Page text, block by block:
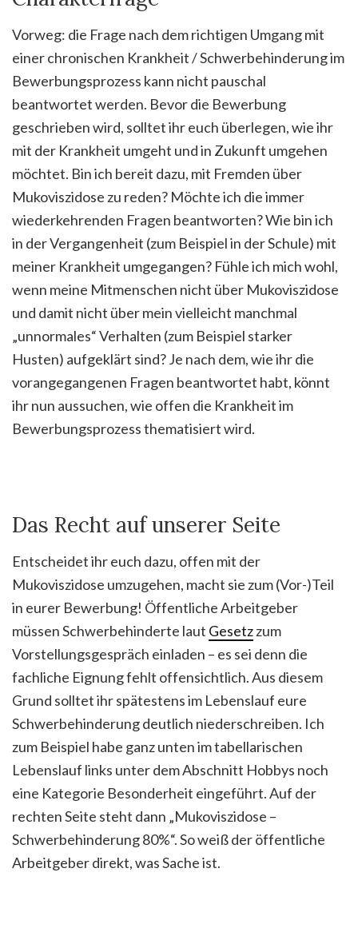
Vorweg: die Frage nach dem richtigen Umgang mit
einer chronischen Krankheit / Schwerbehinderung im
Bewerbungsprozess kann nicht pauschal
beantwortet werden. Bevor die Bewerbung
geschrieben wird, solltet ihr euch überlegen, wie ihr
mit der Krankheit umgeht und in Zukunft umgehen
möchtet. Bin ich bereit dazu, mit Fremden über
Mukoviszidose zu reden? Möchte ich die immer
wiederkehrenden Fragen beantworten? Wie bin ich
in der Vergangenheit (zum Beispiel in der Schule) mit
meiner Krankheit umgegangen? Fühle ich mich wohl,
wenn meine Mitmenschen nicht über Mukoviszidose
und damit nicht über mein vielleicht manchmal
„unnormales“ Verhalten (zum Beispiel starker
Husten) aufgeklärt sind? Je nach dem, wie ihr die
vorangegangenen Fragen beantwortet habt, könnt
ihr nun aussuchen, wie offen die Krankheit im
Bewerbungsprozess thematisiert wird.
Das Recht auf unserer Seite
Entscheidet ihr euch dazu, offen mit der
Mukoviszidose umzugehen, macht sie zum (Vor-)Teil
in eurer Bewerbung! Öffentliche Arbeitgeber
müssen Schwerbehinderte laut Gesetzzum
Vorstellungsgespräch einladen – es sei denn die
fachliche Eignung fehlt offensichtlich. Aus diesem
Grund solltet ihr spätestens im Lebenslauf eure
Schwerbehinderung deutlich niederschreiben. Ich
zum Beispiel habe ganz unten im tabellarischen
Lebenslauf links unter dem Abschnitt Hobbys noch
eine Kategorie Besonderheit eingeführt. Auf der
rechten Seite steht dann „Mukoviszidose –
Schwerbehinderung 80%“. So weiß der öffentliche
Arbeitgeber direkt, was Sache ist.